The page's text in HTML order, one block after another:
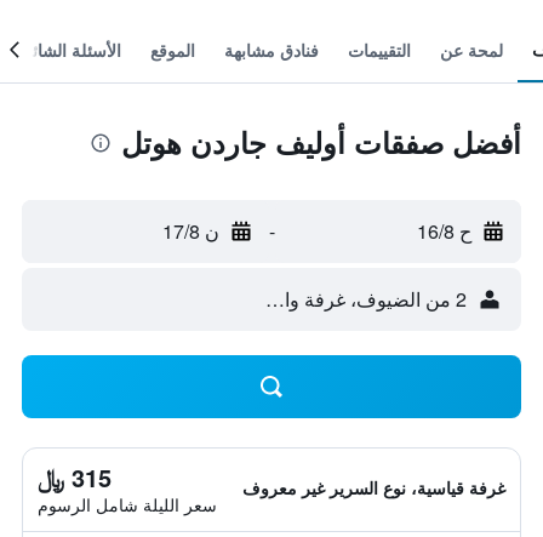
لمحة عن التقييمات فنادق مشابهة الموقع الأسئلة الشائعة
أفضل صفقات أوليف جاردن هوتل
ح 16/8 - ن 17/8
2 من الضيوف، غرفة واحدة
غرفة قياسية، نوع السرير غير معروف 315 ﷼
سعر الليلة شامل الرسوم